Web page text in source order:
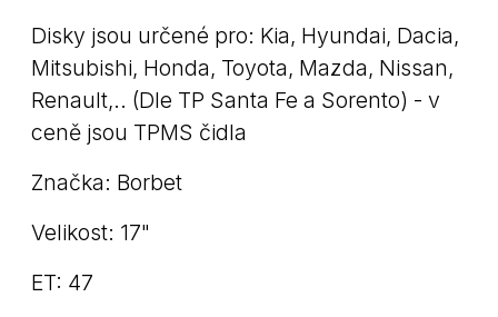
Disky jsou určené pro: Kia, Hyundai, Dacia,
Mitsubishi, Honda, Toyota, Mazda, Nissan,
Renault,.. (Dle TP Santa Fe a Sorento) - v
ceně jsou TPMS čidla
Značka: Borbet
Velikost: 17"
ET: 47